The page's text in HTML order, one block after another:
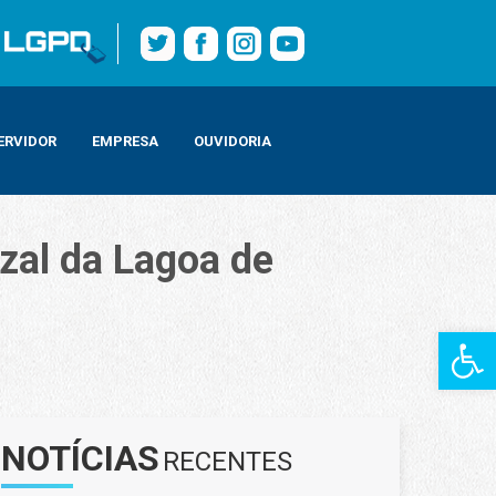
Barra de
EMPRESA OUVIDORIA
da Lagoa de
NOTÍCIAS RECENTES